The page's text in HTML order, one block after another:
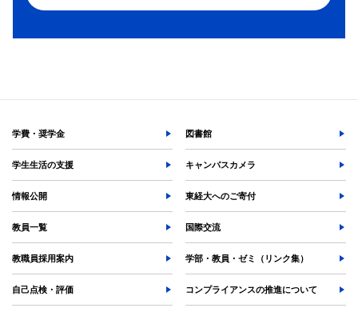
学費・奨学金 図書館
学生生活の支援 キャンパスカメラ
情報公開 東経大へのご寄付
教員一覧 国際交流
教職員採用案内 学部・教員・ゼミ（リンク集）
自己点検・評価 コンプライアンスの推進について